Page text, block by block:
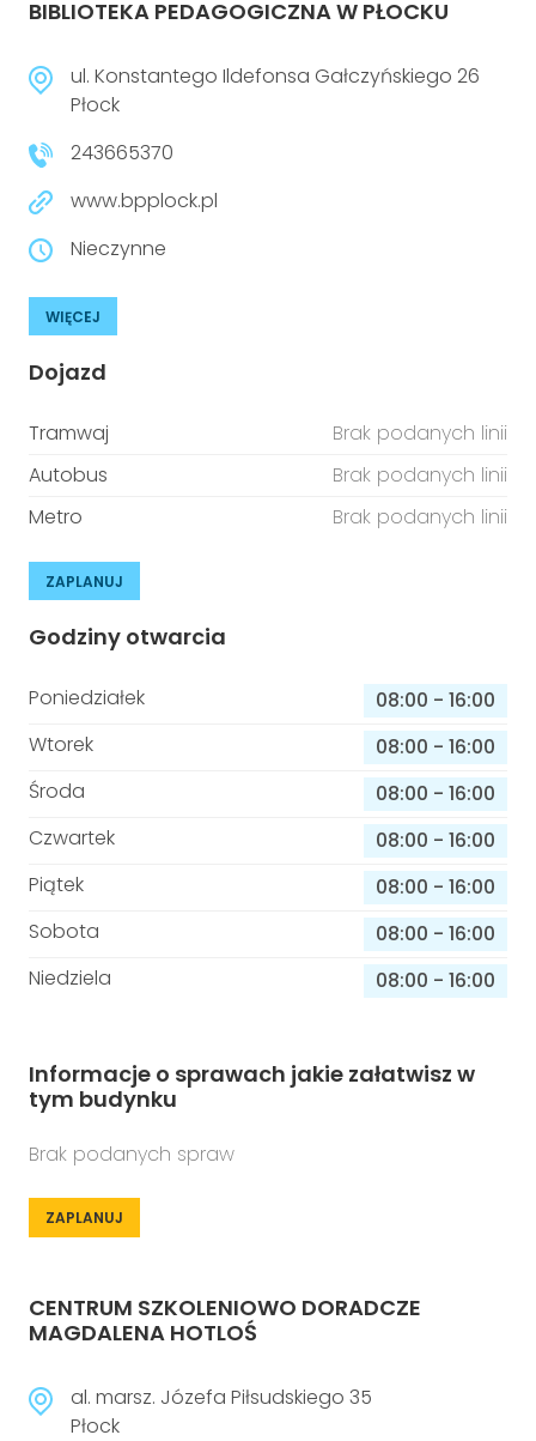
BIBLIOTEKA PEDAGOGICZNA W PŁOCKU
ul. Konstantego Ildefonsa Gałczyńskiego 26
Płock
243665370
www.bpplock.pl
Nieczynne
WIĘCEJ
Dojazd
Tramwaj
Brak podanych linii
Autobus
Brak podanych linii
Metro
Brak podanych linii
ZAPLANUJ
Godziny otwarcia
Poniedziałek 08:00 - 16:00
Wtorek
08:00 - 16:00
Środa
08:00 - 16:00
Czwartek
08:00 - 16:00
Piątek
08:00 - 16:00
Sobota
08:00 - 16:00
Niedziela
08:00 - 16:00
Informacje o sprawach jakie załatwisz w
tym budynku
Brak podanych spraw
ZAPLANUJ
CENTRUM SZKOLENIOWO DORADCZE
MAGDALENA HOTLOŚ
al. marsz. Józefa Piłsudskiego 35
Płock